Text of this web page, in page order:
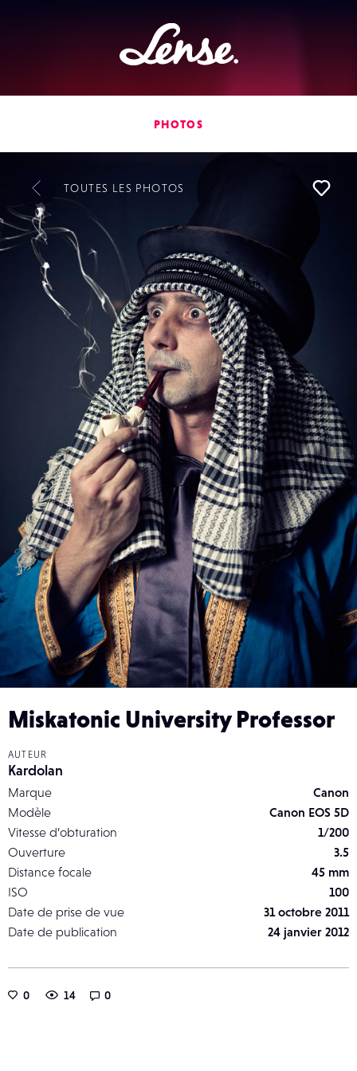
Lense
PHOTOS
Miskatonic University Professor
AUTEUR
Kardolan
Marque
Canon
Modèle
Canon EOS 5D
Vitesse d’obturation
1/200
Ouverture
3.5
Distance focale
45 mm
ISO
100
Date de prise de vue
31 octobre 2011
Date de publication
24 janvier 2012
0 14 0
TOUTES LES PHOTOS